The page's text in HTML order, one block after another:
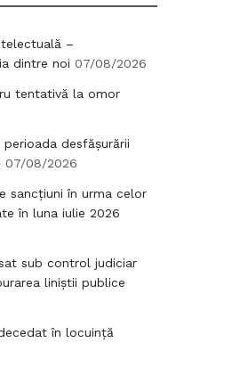
–
dintre noi 07/08/2026
tentativă la omor
desfășurării
07/08/2026
sancțiuni în urma celor
în luna iulie 2026
sub control judiciar
liniștii publice
în locuință